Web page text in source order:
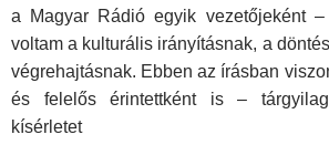
a Magyar Rádió egyik vezetőjeként
voltam a kulturális irányításnak, a
végrehajtásnak. Ebben az írásban
és felelős érintettként is –
kísérletet